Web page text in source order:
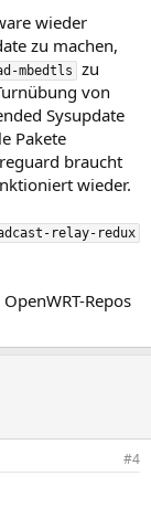
wieder
zu machen,
mbedtls
zu
von
Sysupdate
Pakete
braucht
wieder.
relay-redux
Repos
#4